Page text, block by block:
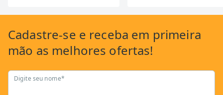
Cadastre-se e receba em primeira
mão as melhores ofertas!
Digite seu nome*